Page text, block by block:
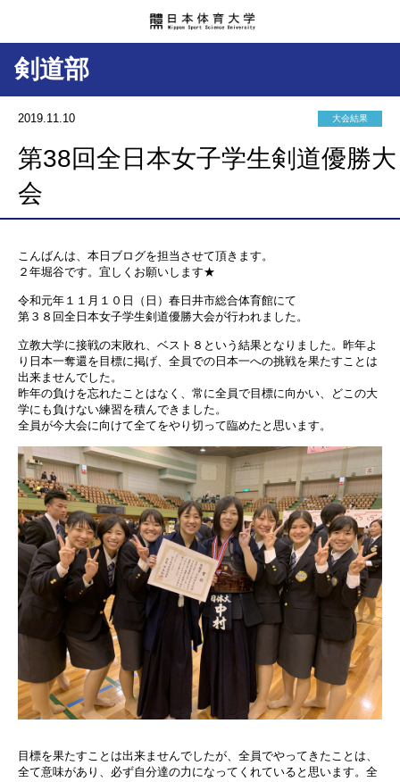
剣道部
2019.11.10 大会結果
第38回全日本女子学生剣道優勝大
会
こんばんは、本日ブログを担当させて頂きます。
２年堀谷です。宜しくお願いします★
令和元年１１月１０日（日）春日井市総合体育館にて
第３８回全日本女子学生剣道優勝大会が行われました。
立教大学に接戦の末敗れ、ベスト８という結果となりました。昨年よ
り日本一奪還を目標に掲げ、全員での日本一への挑戦を果たすことは
出来ませんでした。
昨年の負けを忘れたことはなく、常に全員で目標に向かい、どこの大
学にも負けない練習を積んできました。
全員が今大会に向けて全てをやり切って臨めたと思います。
目標を果たすことは出来ませんでしたが、全員でやってきたことは、
全て意味があり、必ず自分達の力になってくれていると思います。全